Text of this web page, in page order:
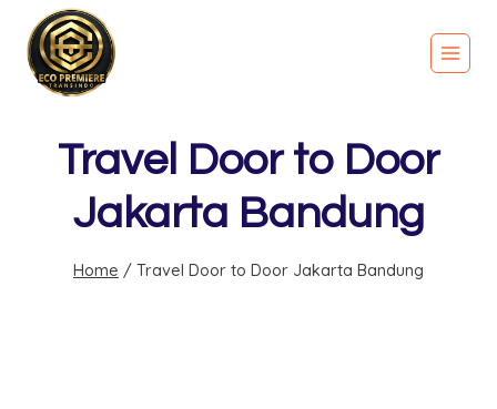
Travel Door to Door
Jakarta Bandung
Home / Travel Door to Door Jakarta Bandung